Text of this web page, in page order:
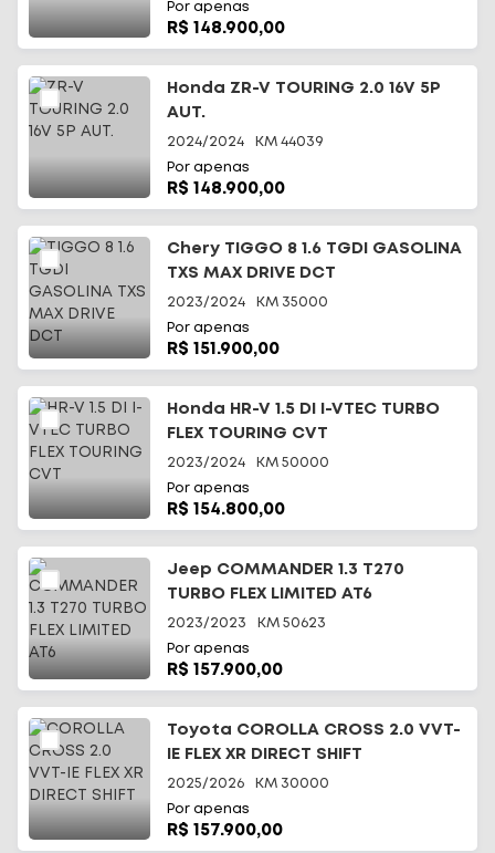
Por apenas
R$ 148.900,00
Honda ZR-V TOURING 2.0 16V 5P
AUT.
2024/2024 KM 44039
Por apenas
R$ 148.900,00
Chery TIGGO 8 1.6 TGDI GASOLINA
TXS MAX DRIVE DCT
2023/2024 KM 35000
Por apenas
R$ 151.900,00
Honda HR-V 1.5 DI I-VTEC TURBO
FLEX TOURING CVT
2023/2024 KM 50000
Por apenas
R$ 154.800,00
Jeep COMMANDER 1.3 T270
TURBO FLEX LIMITED AT6
2023/2023 KM 50623
Por apenas
R$ 157.900,00
Toyota COROLLA CROSS 2.0 VVT-
IE FLEX XR DIRECT SHIFT
2025/2026 KM 30000
Por apenas
R$ 157.900,00